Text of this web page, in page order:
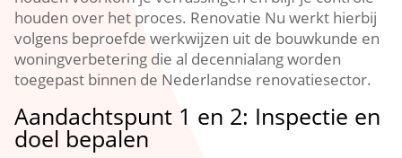
houden over het proces.​ Renovatie Nu werkt hierbij
volgens beproefde werkwijzen uit de bouwkunde en
woningverbetering die al decennialang worden
toegepast binnen de Nederlandse renovatiesector.​
Aandachtspunt 1 en 2: Inspectie en
doel bepalen